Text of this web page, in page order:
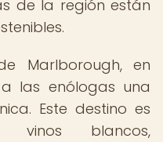
de la región están
Marlborough, en
las enólogas una
Este destino es
blancos,